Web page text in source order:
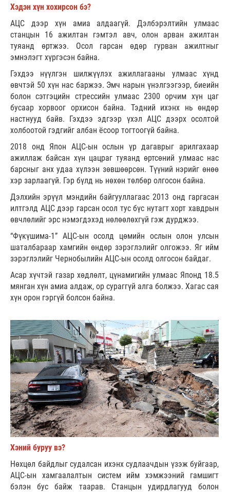
Хэдэн хүн хохирсон бэ?
АЦС дээр хүн амиа алдаагүй. Дэлбэрэлтийн улмаас
станцын 16 ажилтан гэмтэл авч, олон арван ажилтан
туяанд өртжээ. Осол гарсан өдөр гурван ажилтныг
эмнэлэгт хүргэсэн байна.
Гэхдээ нүүлгэн шилжүүлэх ажиллагааны улмаас хүнд
өвчтэй 50 хүн нас баржээ. Эмч нарын үнэлгээгээр, биеийн
болон сэтгэцийн стрессийн улмаас 2300 орчим хүн цаг
бусаар хорвоог орхисон байна. Тэдний ихэнх нь өндөр
настнууд байв. Гэхдээ эдгээр үхэл АЦС дээрх осолтой
холбоотой гэдгийг албан ёсоор тогтоогүй байна.
2018 онд Япон АЦС-ын ослын үр дагаврыг арилгахаар
ажиллаж байсан хүн цацраг туяанд өртсөний улмаас нас
барсныг анх удаа хүлээн зөвшөөрсөн. Түүний нэрийг өнөө
хэр зарлаагүй. Гэр бүлд нь нөхөн төлбөр олгосон байна.
Дэлхийн эрүүл мэндийн байгууллагаас 2013 онд гаргасан
илтгэлд АЦС дээр гарсан осол тус бүс нутагт хорт хавдрын
өвчлөлийг эрс нэмэгдэхэд нөлөөлөхгүй гэж дурджээ.
“Фүкүшима-1” АЦС-ын осолд цөмийн ослын олон улсын
шаталбараар хамгийн өндөр зэрэглэлийг олгожээ. Яг ийм
зэрэглэлийг Чернобылийн АЦС-ын осолд олгосон байдаг.
Асар хүчтэй газар хөдлөлт, цүнамигийн улмаас Японд 18.5
мянган хүн амиа алдаж, ор сураггүй алга болжээ. Хагас сая
хүн орон гэргүй болсон байна.
Хэний буруу вэ?
Нөхцөл байдлыг судалсан ихэнх судлаачдын үзэж буйгаар,
АЦС-ын хамгаалалтын систем ийм хэмжээний гамшигт
бэлэн бус байж таарав. Станцын удирдлагууд болон